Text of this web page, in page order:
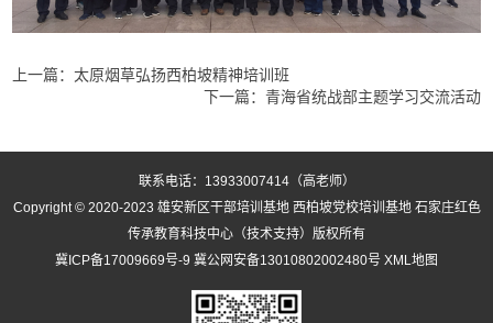
上一篇：太原烟草弘扬西柏坡精神培训班
下一篇： 青海省统战部主题学习交流活动
联系电话：13933007414（高老师）
Copyright © 2020-2023 雄安新区干部培训基地 西柏坡党校培训基地石家庄红色
传承教育科技中心（技术支持）版权所有
冀ICP备17009669号-9 冀公网安备13010802002480号 XML地图